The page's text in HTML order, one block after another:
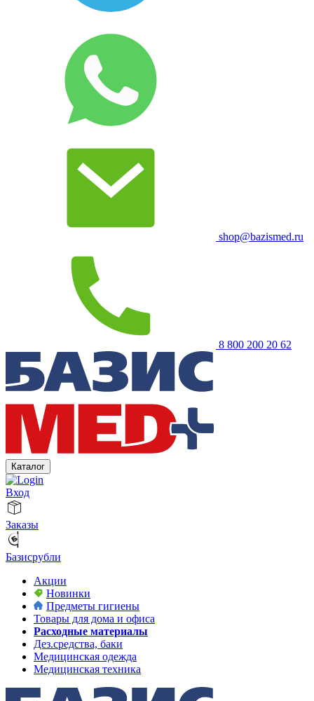
shop@bazismed.ru
8 800 200 20 62
Каталог
Вход
Заказы
Базисрубли
Акции
Новинки
Предметы гигиены
Товары для дома и офиса
Расходные материалы
Дез.средства, баки
Медицинская одежда
Медицинская техника